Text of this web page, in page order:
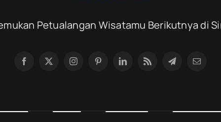
Petualangan Wisatamu Berikutnya di